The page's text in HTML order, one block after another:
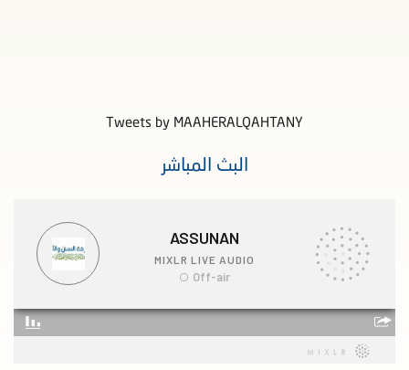
Tweets by MAAHERALQAHTANY
البث المباشر